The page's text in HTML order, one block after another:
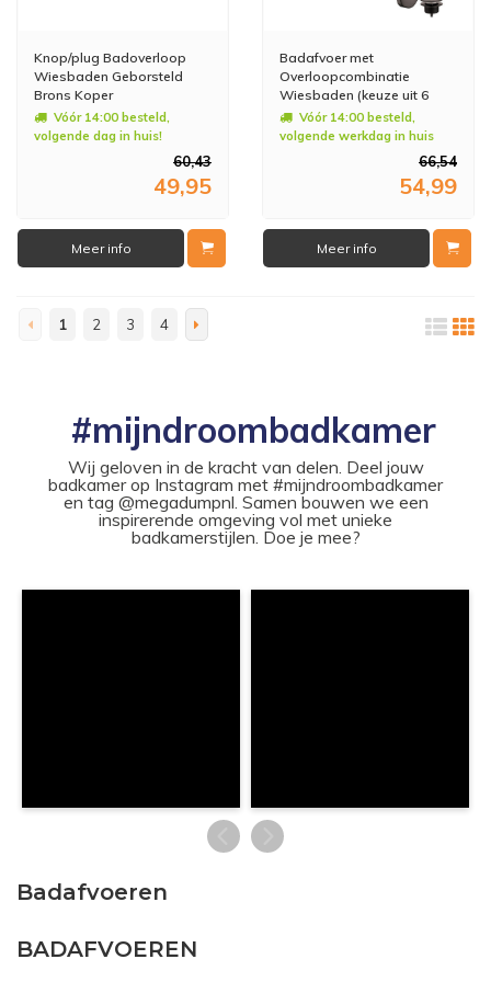
Knop/plug Badoverloop
Wiesbaden Geborsteld
Brons Koper
Vóór 14:00 besteld,
volgende dag in huis!
60,43
49,95
Meer info
Badafvoer met
Overloopcombinatie
Wiesbaden (keuze uit 6
kleuren)
Vóór 14:00 besteld,
volgende werkdag in huis
66,54
54,99
Meer info
1 2 3 4
#mijndroombadkamer
Wij geloven in de kracht van delen. Deel jouw
badkamer op Instagram met #mijndroombadkamer
en tag @megadumpnl. Samen bouwen we een
inspirerende omgeving vol met unieke
badkamerstijlen. Doe je mee?
Badafvoeren
BADAFVOEREN